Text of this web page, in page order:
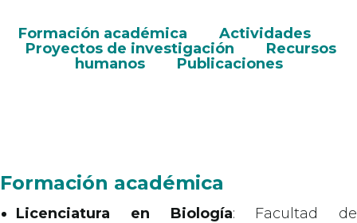
Formación académica
Actividades
Proyectos de investigación
Recursos
humanos
Publicaciones
Formación académica
Licenciatura en Biología: Facultad de